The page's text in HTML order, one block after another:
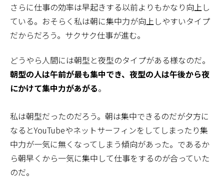
さらに仕事の効率は早起きする以前よりもかなり向上し
ている。おそらく私は朝に集中力が向上しやすいタイプ
だからだろう。サクサク仕事が進む。
どうやら人間には朝型と夜型のタイプがある様なのだ。
朝型の人は午前が最も集中でき、夜型の人は午後から夜
にかけて集中力があがる。
私は朝型だったのだろう。朝は集中できるのだが夕方に
なるとYouTubeやネットサーフィンをしてしまったり集
中力が一気に無くなってしまう傾向があった。であるか
ら朝早くから一気に集中して仕事をするのが合っていた
のだ。